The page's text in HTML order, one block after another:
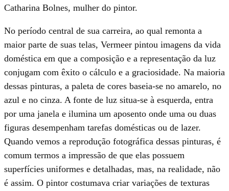
Catharina Bolnes, mulher do pintor.
No período central de sua carreira, ao qual remonta a
maior parte de suas telas, Vermeer pintou imagens da vida
doméstica em que a composição e a representação da luz
conjugam com êxito o cálculo e a graciosidade. Na maioria
dessas pinturas, a paleta de cores baseia-se no amarelo, no
azul e no cinza. A fonte de luz situa-se à esquerda, entra
por uma janela e ilumina um aposento onde uma ou duas
figuras desempenham tarefas domésticas ou de lazer.
Quando vemos a reprodução fotográfica dessas pinturas, é
comum termos a impressão de que elas possuem
superfícies uniformes e detalhadas, mas, na realidade, não
é assim. O pintor costumava criar variações de texturas